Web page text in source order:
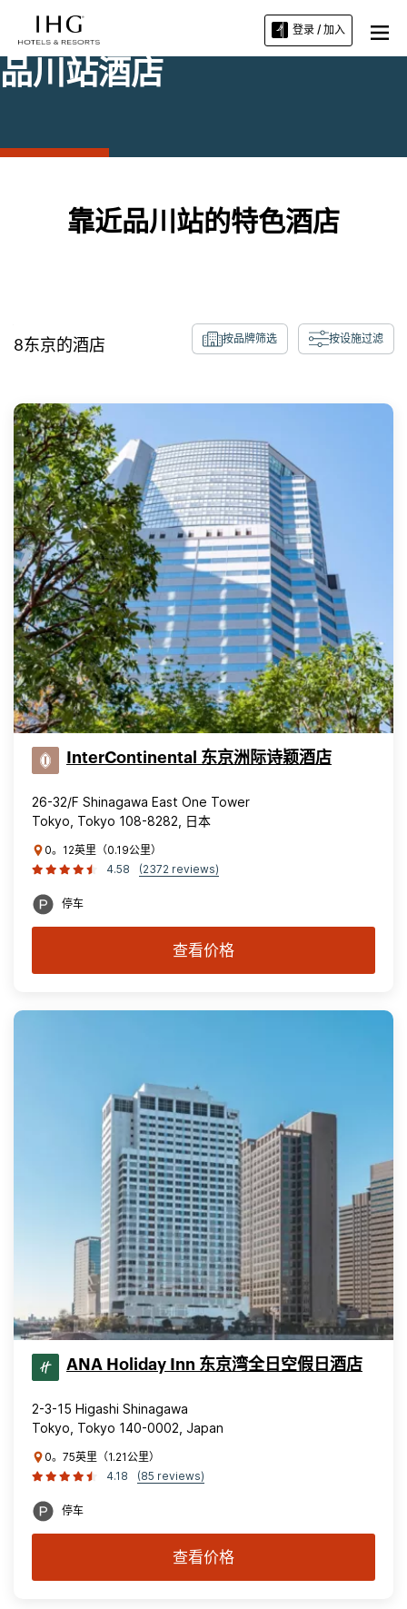
登录 / 加入
品川站酒店
靠近品川站的特色酒店
8东京的酒店 按品牌筛选 按设施过滤
InterContinental 东京洲际诗颖酒店
26-32/F Shinagawa East One Tower
Tokyo, Tokyo 108-8282, 日本
0。12英里（0.19公里）
4.58
(2372 reviews)
停车
查看价格
ANA Holiday Inn 东京湾全日空假日酒店
2-3-15 Higashi Shinagawa
Tokyo, Tokyo 140-0002, Japan
0。75英里（1.21公里）
4.18
(85 reviews)
停车
查看价格